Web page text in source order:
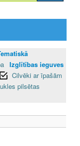
Izglītības ieguves
Cilvēki ar īpašām
pilsētas